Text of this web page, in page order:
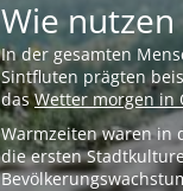
Wie
In der gesamten
Sintfluten prägten
dasWetter morgen in
Warmzeiten waren in
die ersten